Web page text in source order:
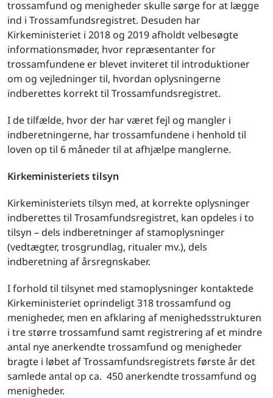
trossamfund og menigheder skulle sørge for at lægge
ind i Trossamfundsregistret. Desuden har
Kirkeministeriet i 2018 og 2019 afholdt velbesøgte
informationsmøder, hvor repræsentanter for
trossamfundene er blevet inviteret til introduktioner
om og vejledninger til, hvordan oplysningerne
indberettes korrekt til Trossamfundsregistret.
I de tilfælde, hvor der har været fejl og mangler i
indberetningerne, har trossamfundene i henhold til
loven op til 6 måneder til at afhjælpe manglerne.
Kirkeministeriets tilsyn
Kirkeministeriets tilsyn med, at korrekte oplysninger
indberettes til Trosamfundsregistret, kan opdeles i to
tilsyn – dels indberetninger af stamoplysninger
(vedtægter, trosgrundlag, ritualer mv.), dels
indberetning af årsregnskaber.
I forhold til tilsynet med stamoplysninger kontaktede
Kirkeministeriet oprindeligt 318 trossamfund og
menigheder, men en afklaring af menighedsstrukturen
i tre større trossamfund samt registrering af et mindre
antal nye anerkendte trossamfund og menigheder
bragte i løbet af Trossamfundsregistrets første år det
samlede antal op ca. 450 anerkendte trossamfund og
menigheder.